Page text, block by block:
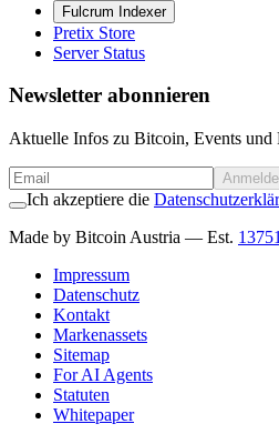
Fulcrum Indexer
Pretix Store
Server Status
Newsletter abonnieren
Aktuelle Infos zu Bitcoin, Events und
Ich akzeptiere die
Made by Bitcoin Austria — Est.
Impressum
Datenschutz
Kontakt
Markenassets
Sitemap
For AI Agents
Statuten
Whitepaper